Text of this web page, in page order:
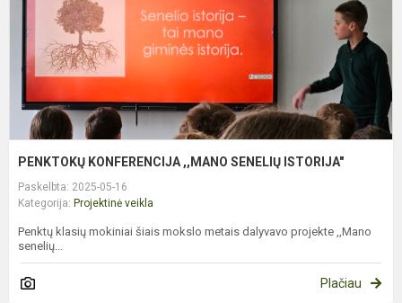
PENKTOKŲ KONFERENCIJA ,,MANO SENELIŲ ISTORIJA"
Paskelbta: 2025-05-16
Kategorija: Projektinė veikla
Penktų klasių mokiniai šiais mokslo metais dalyvavo projekte ,,Mano
senelių...
Plačiau